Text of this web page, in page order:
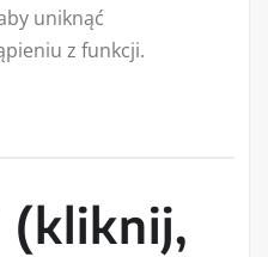
uniknąć
z funkcji.
(kliknij,